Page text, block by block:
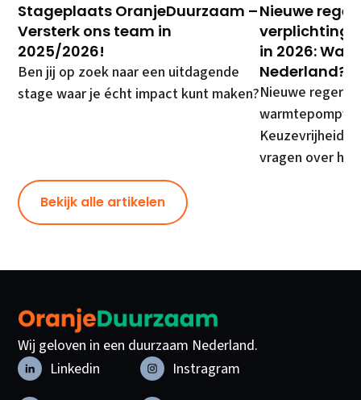
Stageplaats OranjeDuurzaam –
Versterk ons team in
2025/2026!
Ben jij op zoek naar een uitdagende
stage waar je écht impact kunt maken?
Nieuwe
verplichting
in 2026: Wat
Nederland?
Nieuwe
Keuzevrijheid
vragen over
Bekijk alle artikelen
Wij geloven in een duurzaam Nederland.
Linkedin
Instragram